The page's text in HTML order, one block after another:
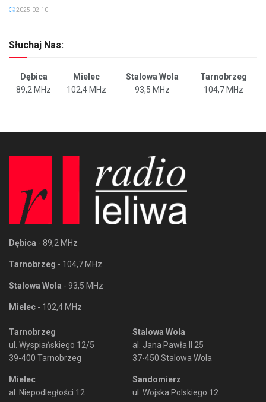
2025-02-10
Słuchaj Nas:
Dębica Mielec Stalowa Wola
Tarnobrzeg
89,2 MHz
102,4 MHz 93,5 MHz 104,7 MHz
Dębica - 89,2 MHz
Tarnobrzeg - 104,7 MHz
Stalowa Wola - 93,5 MHz
Mielec - 102,4 MHz
Tarnobrzeg
ul. Wyspiańskiego 12/5
39-400 Tarnobrzeg
Mielec
al. Niepodległości 12
Stalowa Wola
al. Jana Pawła II 25
37-450 Stalowa Wola
Sandomierz
ul. Wojska Polskiego 12